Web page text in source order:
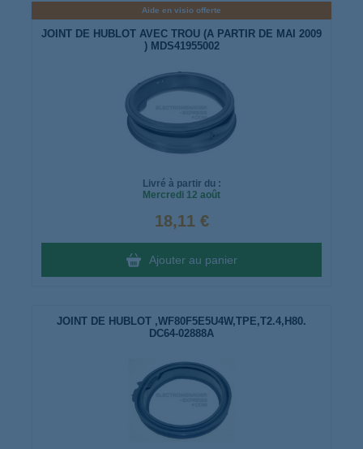
Aide en visio offerte
JOINT DE HUBLOT AVEC TROU (A PARTIR DE MAI 2009
) MDS41955002
Livré à partir du :
Mercredi 12 août
18,11 €
Ajouter au panier
JOINT DE HUBLOT ,WF80F5E5U4W,TPE,T2.4,H80.
DC64-02888A